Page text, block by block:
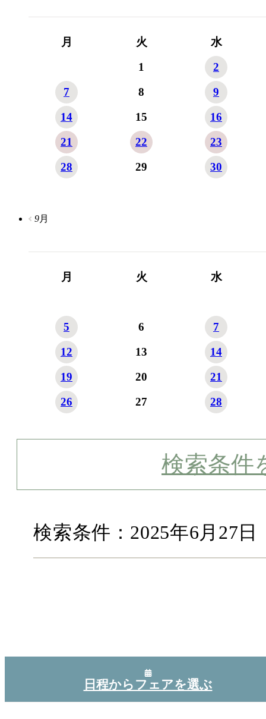
月 火
水
1
2
7
8
9
14
15
16
21
22
23
28
29 30
月 火 水
5 6
7
12
13
14
19
20
21
26
27 28
9月
検索条件
検索条件：2025年6月27日
日程からフェアを選ぶ